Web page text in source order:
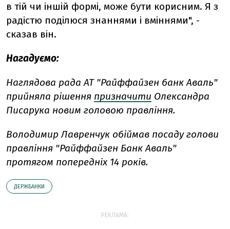
в тій чи іншій формі, може бути корисним. Я з
радістю поділюся знаннями і вміннями", -
сказав він.
Нагадуємо:
Наглядова рада АТ "Райффайзен банк Аваль"
прийняла рішення призначити Олександра
Писарука новим головою правління.
Володимир Лавренчук обіймав посаду голови
правління "Райффайзен Банк Аваль"
протягом попередніх 14 років.
ДЕРЖБАНКИ
РЕКЛАМА: